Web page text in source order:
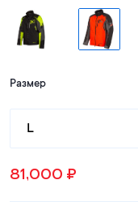
Размер
L
81,000 ₽